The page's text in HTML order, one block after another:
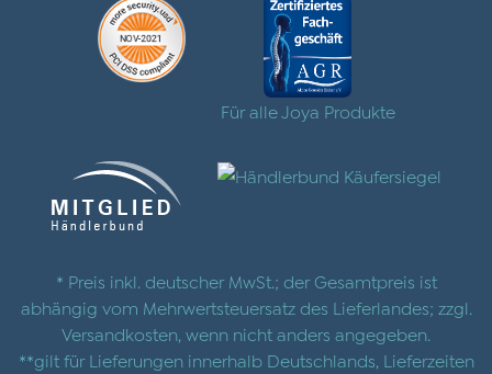
Für alle Joya Produkte
* Preis inkl. deutscher MwSt.; der Gesamtpreis ist
abhängig vom Mehrwertsteuersatz des Lieferlandes; zzgl.
Versandkosten , wenn nicht anders angegeben.
**gilt für Lieferungen innerhalb Deutschlands, Lieferzeiten